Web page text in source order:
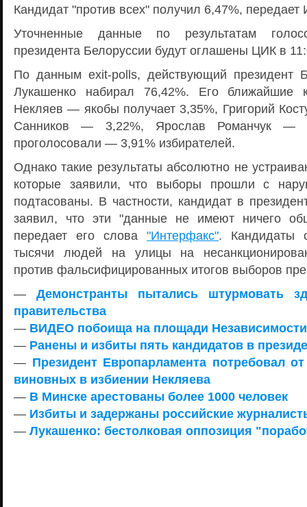
Кандидат "против всех" получил 6,47%,
Уточненные данные по результатам
президента Белоруссии будут оглашены ЦИК в
По данным exit-polls, действующий президент
Лукашенко набирал 76,42%. Его ближайшие
Некляев — якобы получает 3,35%, Григорий
Санников — 3,22%, Ярослав Романчук —
проголосовали — 3,91% избирателей.
Однако такие результаты абсолютно не
которые заявили, что выборы прошли с
подтасованы. В частности, кандидат в
заявил, что эти "данные не имеют ничего
передает его слова "Интерфакс". Кандидаты
тысячи людей на улицы на
против фальсифицированных итогов выборов
— Демонстранты пытались штурмовать
правительства
— ВИДЕО побоища на площади Независимости
— Ранены и избиты пять кандидатов в
— Президент Европарламента потребовал
виновных в избиении Некляева
— В Минске арестованы более 1000 человек
— Избиты и задержаны российские
— Лукашенко: бестолковая оппозиция